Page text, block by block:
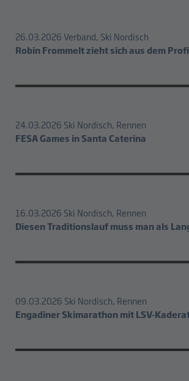
26.03.2026Verband, Ski Nordisch
Robin Frommelt zieht sich aus dem
24.03.2026 Ski Nordisch, Rennen
FESA Games in Santa Caterina
16.03.2026 Ski Nordisch, Rennen
Diesen Traditionslauf muss man als
09.03.2026 Ski Nordisch, Rennen
Engadiner Skimarathon mit LSV-